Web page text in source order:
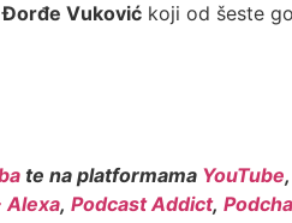
Đorđe Vuković koji od šeste
te na platformama YouTube
Alexa,Podcast Addict,